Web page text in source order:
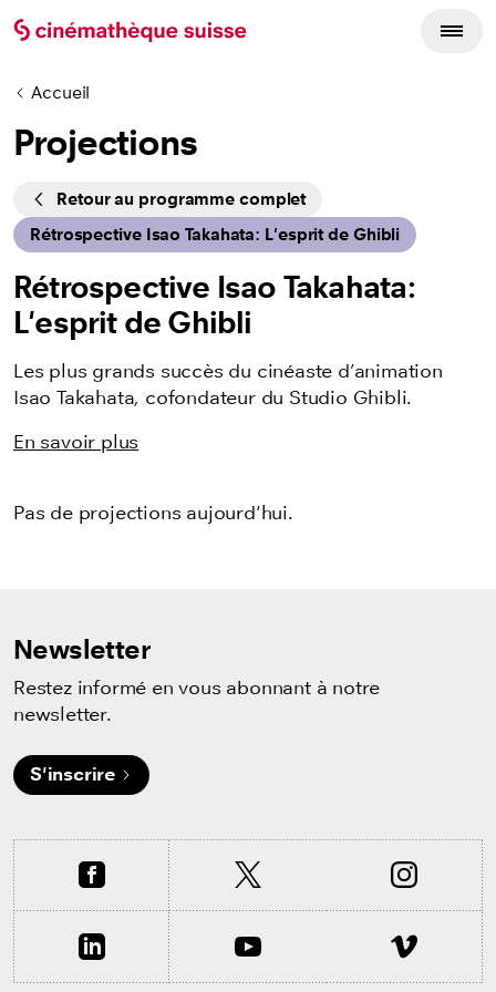
Accueil
Projections
CyclesRetour au programme complet
Rétrospective Isao Takahata: L'esprit de Ghibli
Rétrospective Isao Takahata:
L'esprit de Ghibli
Les plus grands succès du cinéaste d’animation
Isao Takahata, cofondateur du Studio Ghibli.
En savoir plus
Pas de projections aujourd'hui.
Newsletter
Restez informé en vous abonnant à notre
newsletter.
S'inscrire